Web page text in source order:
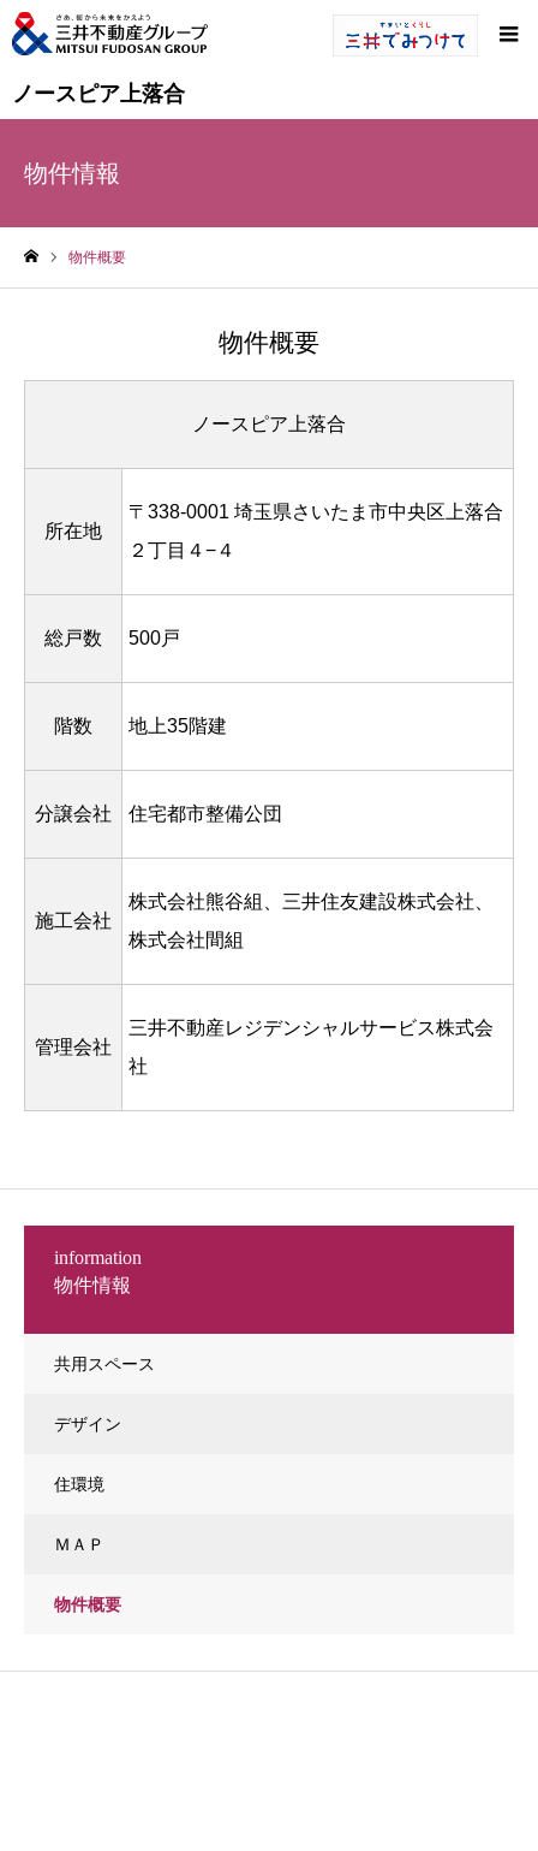
ノースピア上落合
物件情報
物件概要
物件概要
ノースピア上落合
所在地
〒338-0001 埼玉県さいたま市中央区上落合
２丁目４−４
総戸数 500戸
階数 地上35階建
分譲会社 住宅都市整備公団
施工会社
株式会社熊谷組、三井住友建設株式会社、
株式会社間組
管理会社
三井不動産レジデンシャルサービス株式会
社
物件情報
information
共用スペース
デザイン
住環境
ＭＡＰ
物件概要